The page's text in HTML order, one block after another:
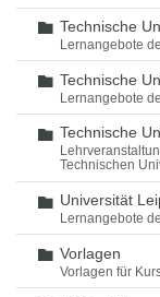
Ordner
Technische
Lernangebote
Ordner
Technische
Lernangebote
Ordner
Technische
Technischen
Ordner
Universität
Lernangebote
Ordner
Vorlagen
Vorlagen für